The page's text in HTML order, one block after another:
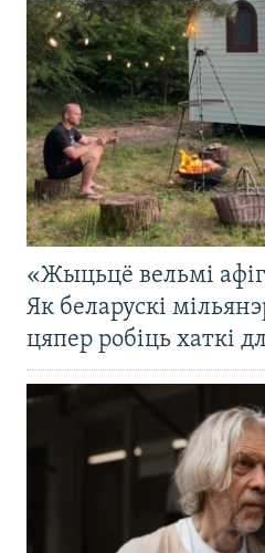
«Жыцьцё вельмі
Як беларускі
цяпер робіць хаткі